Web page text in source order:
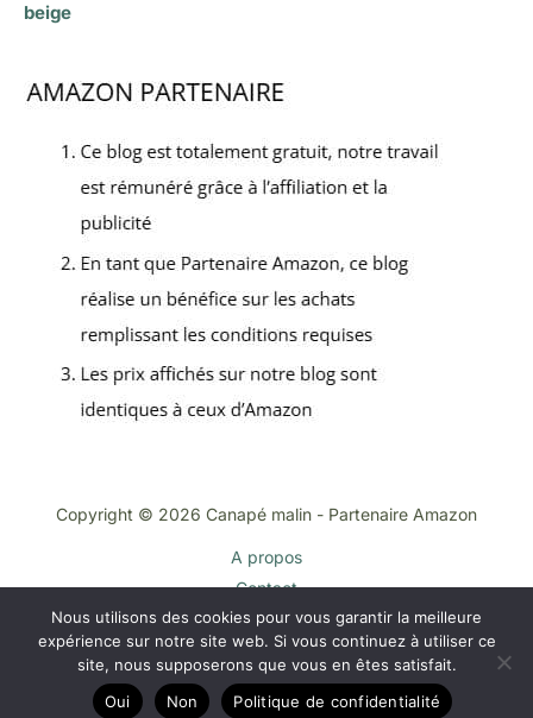
beige
Copyright © 2026 Canapé malin - Partenaire Amazon
A propos
Contact
Plan du site
Mentions légales
Politique de confidentialité
Nous utilisons des cookies pour vous garantir la meilleure
expérience sur notre site web. Si vous continuez à utiliser ce
site, nous supposerons que vous en êtes satisfait.
Oui
Non Politique de confidentialité